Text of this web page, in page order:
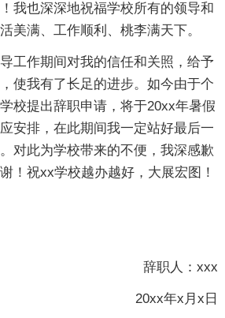
我也深深地祝福学校所有的领导和
美满、工作顺利、桃李满天下。
工作期间对我的信任和关照，给予
使我有了长足的进步。如今由于个
校提出辞职申请，将于20xx年暑假
安排，在此期间我一定站好最后一
对此为学校带来的不便，我深感歉
！祝xx学校越办越好，大展宏图！
辞职人：xxx
20xx年x月x日